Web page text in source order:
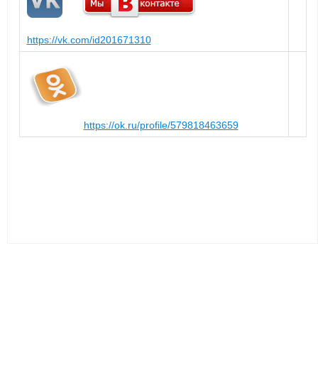
https://vk.com/id201671310
https://ok.ru/profile/579818463659